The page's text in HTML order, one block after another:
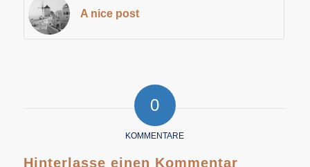
A nice post
0
KOMMENTARE
Hinterlasse einen Kommentar